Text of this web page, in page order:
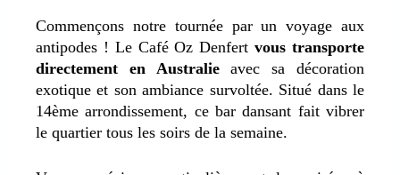
Commençons notre tournée par un voyage aux
antipodes ! Le Café Oz Denfertvous transporte
directement en Australieavec sa décoration
exotique et son ambiance survoltée. Situé dans le
14ème arrondissement, ce bar dansant fait vibrer
le quartier tous les soirs de la semaine.